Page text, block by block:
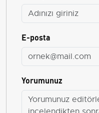
E-posta
Yorumunuz